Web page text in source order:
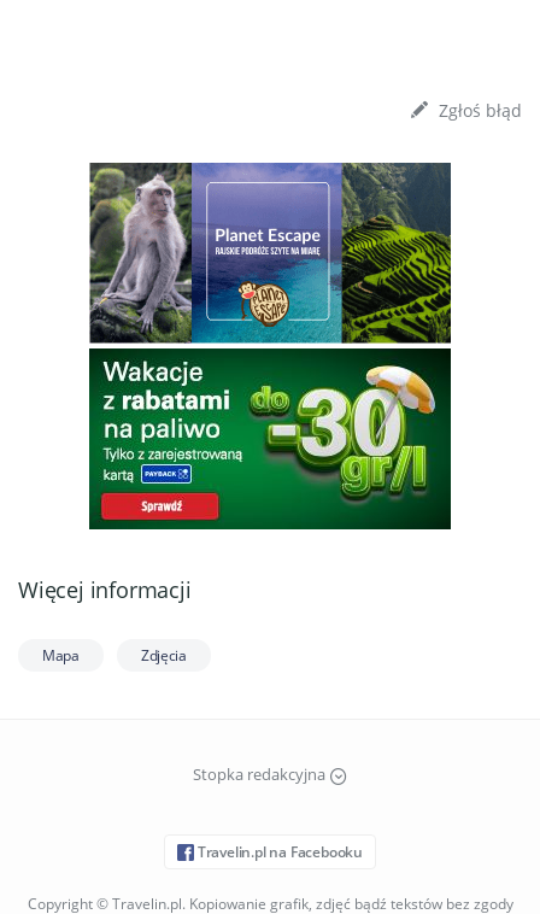
Zgłoś błąd
Więcej informacji
Mapa Zdjęcia
Stopka redakcyjna
Travelin.pl na Facebooku
Copyright © Travelin.pl. Kopiowanie grafik, zdjęć bądź tekstów bez zgody